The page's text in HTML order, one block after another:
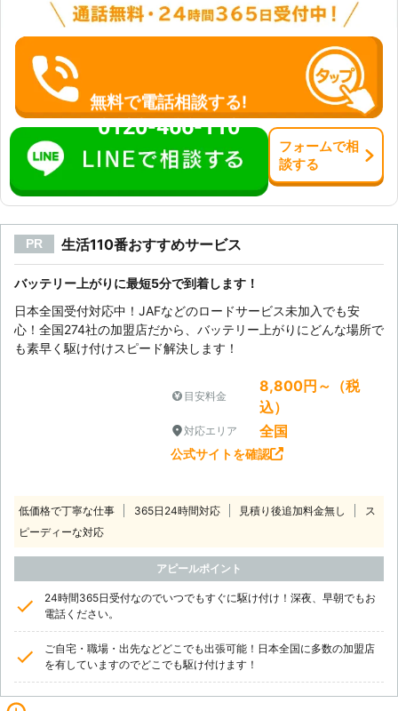
無料で電話相談する!
0120-466-110
フォームで相
談する
PR 生活110番おすすめサービス
バッテリー上がりに最短5分で到着します！
日本全国受付対応中！JAFなどのロードサービス未加入でも安
心！全国274社の加盟店だから、バッテリー上がりにどんな場所で
も素早く駆け付けスピード解決します！
目安料金
8,800円～（税
込）
対応エリア 全国
公式サイトを確認
低価格で丁寧な仕事 365日24時間対応 見積り後追加料金無し
ス
ピーディーな対応
アピールポイント
24時間365日受付なのでいつでもすぐに駆け付け！深夜、早朝でもお
電話ください。
ご自宅・職場・出先などどこでも出張可能！日本全国に多数の加盟店
を有していますのでどこでも駆け付けます！